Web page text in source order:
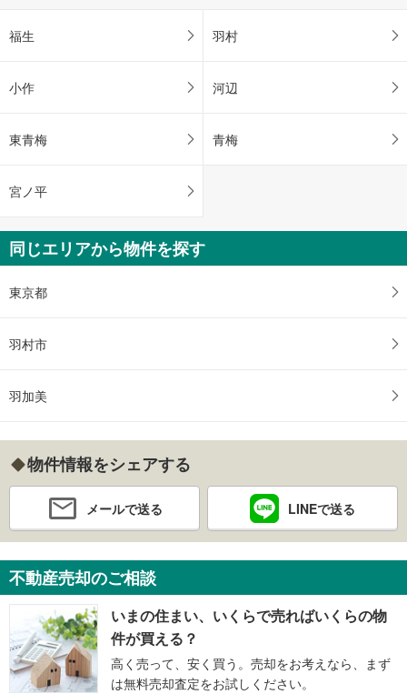
福生 羽村
小作 河辺
東青梅 青梅
宮ノ平
同じエリアから物件を探す
東京都
羽村市
羽加美
物件情報をシェアする
メールで送る LINEで送る
不動産売却のご相談
いまの住まい、いくらで売ればいくらの物
件が買える？
高く売って、安く買う。売却をお考えなら、まず
は無料売却査定をお試しください。